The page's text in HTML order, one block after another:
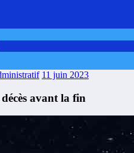
11 juin 2023
avant la fin